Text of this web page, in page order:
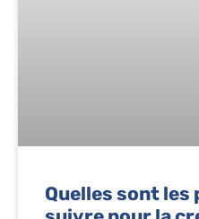
Quelles sont les